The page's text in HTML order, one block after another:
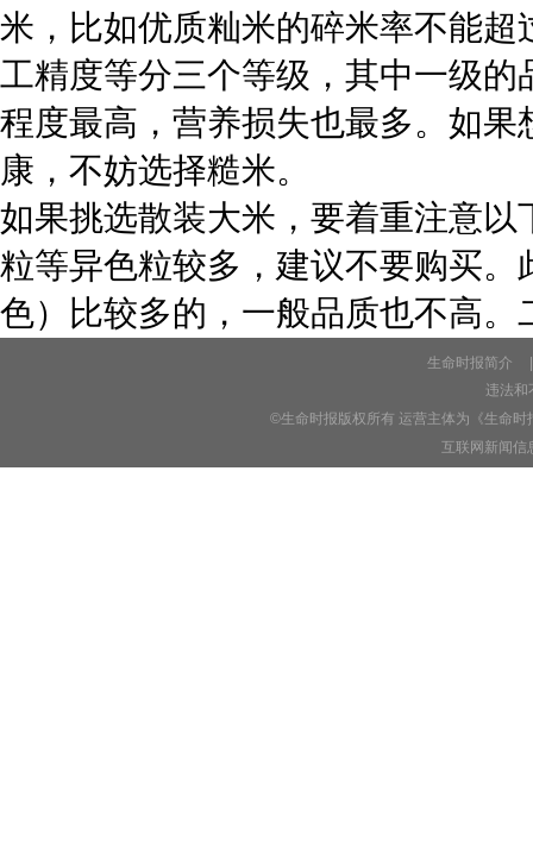
米，比如优质籼米的碎米率不能
工精度等分三个等级，其中一级
程度最高，营养损失也最多。如
康，不妨选择糙米。
如果挑选散装大米，要着重注意
粒等异色粒较多，建议不要购买
色）比较多的，一般品质也不高
生命时报简介
违法和
©生命时报版权所有 运营主体为《生命
互联网新闻信